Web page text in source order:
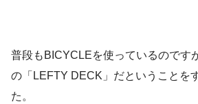
普段もBICYCLEを使っているのです
の「LEFTY DECK」だということを
た。